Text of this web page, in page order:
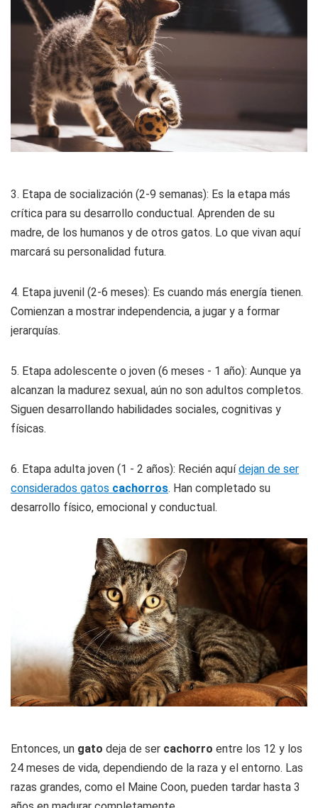
3. Etapa de socialización (2-9 semanas): Es la etapa más
crítica para su desarrollo conductual. Aprenden de su
madre, de los humanos y de otros gatos. Lo que vivan aquí
marcará su personalidad futura.
4. Etapa juvenil (2-6 meses): Es cuando más energía tienen.
Comienzan a mostrar independencia, a jugar y a formar
jerarquías.
5. Etapa adolescente o joven (6 meses - 1 año): Aunque ya
alcanzan la madurez sexual, aún no son adultos completos.
Siguen desarrollando habilidades sociales, cognitivas y
físicas.
6. Etapa adulta joven (1 - 2 años): Recién aquídejan de ser
considerados gatos cachorros. Han completado su
desarrollo físico, emocional y conductual.
Entonces, un gato deja de ser cachorro entre los 12 y los
24 meses de vida, dependiendo de la raza y el entorno. Las
razas grandes, como el Maine Coon, pueden tardar hasta 3